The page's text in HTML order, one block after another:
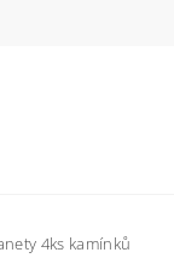
4ks kamínků